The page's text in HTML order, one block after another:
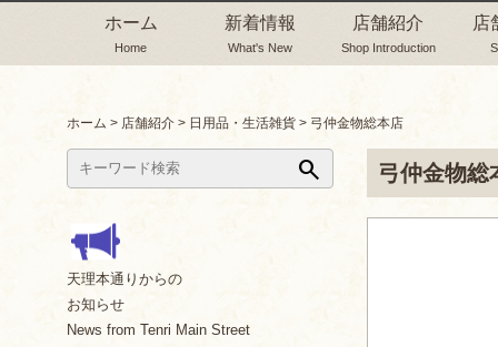
ホーム
Home
新着情報
What's New
店舗紹介
Shop Introduction
店
ホーム > 店舗紹介 > 日用品・生活雑貨 > 弓仲金物総本店
弓仲金物総
search
天理本通りからの
お知らせ
News from Tenri Main Street